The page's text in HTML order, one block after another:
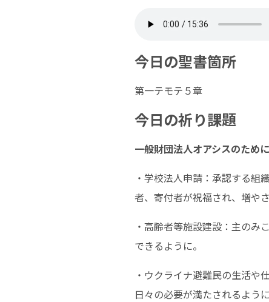
今日の聖書箇所
第一テモテ５章
今日の祈り課題
一般財団法人オアシスのため
・学校法人申請：承認する組
者、寄付者が祝福され、増や
・高齢者等施設建設：主のみ
できるように。
・ウクライナ避難民の生活や
日々の必要が満たされるよう